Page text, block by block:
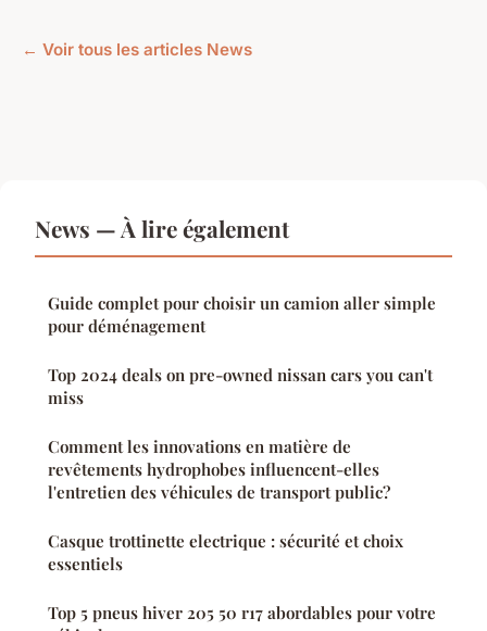
← Voir tous les articles News
News — À lire également
Guide complet pour choisir un camion aller simple
pour déménagement
Top 2024 deals on pre-owned nissan cars you can't
miss
Comment les innovations en matière de
revêtements hydrophobes influencent-elles
l'entretien des véhicules de transport public?
Casque trottinette electrique : sécurité et choix
essentiels
Top 5 pneus hiver 205 50 r17 abordables pour votre